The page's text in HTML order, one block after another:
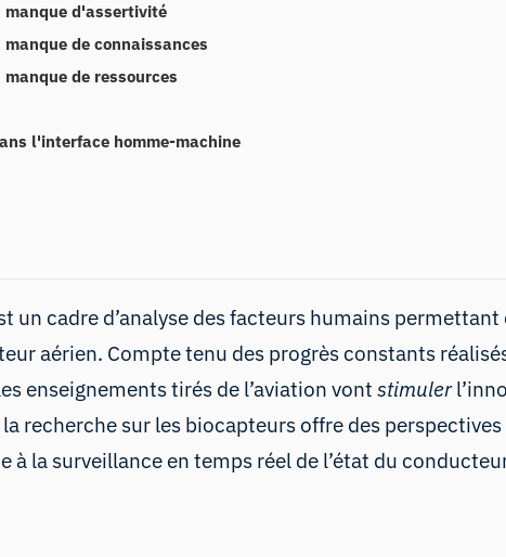
manque d'assertivité
manque de connaissances
manque de ressources
l'interface homme-machine
un cadre d’analyse des facteurs humains
aérien. Compte tenu des progrès constants
enseignements tirés de l’aviation vontstimuler
recherche sur les biocapteurs offre des
à la surveillance en temps réel de l’état du